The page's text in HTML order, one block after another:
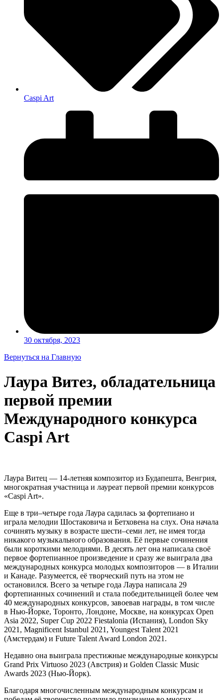
Caspi Art
30 октября, 2023
Вернуться на Главную
Лаура Витез, обладательница
первой премии
Международного конкурса
Caspi Art
Лаура Витец — 14-летняя композитор из Будапешта, Венгрия,
многократная участница и лауреат первой премии конкурсов
«Caspi Art».
Еще в три–четыре года Лаура садилась за фортепиано и
играла мелодии Шостаковича и Бетховена на слух. Она начала
сочинять музыку в возрасте шести–семи лет, не имея тогда
никакого музыкального образования. Её первые сочинения
были короткими мелодиями. В десять лет она написала своё
первое фортепианное произведение и сразу же выиграла два
международных конкурса молодых композиторов — в Италии
и Канаде. Разумеется, её творческий путь на этом не
остановился. Всего за четыре года Лаура написала 29
фортепианных сочинений и стала победительницей более чем
40 международных конкурсов, завоевав награды, в том числе
в Нью-Йорке, Торонто, Лондоне, Москве, на конкурсах Open
Asia 2022, Super Cup 2022 Fiestalonia (Испания), London Sky
2021, Magnificent Istanbul 2021, Youngest Talent 2021
(Амстердам) и Future Talent Award London 2021.
Недавно она выиграла престижные международные конкурсы
Grand Prix Virtuoso 2023 (Австрия) и Golden Classic Music
Awards 2023 (Нью-Йорк).
Благодаря многочисленным международным конкурсам и